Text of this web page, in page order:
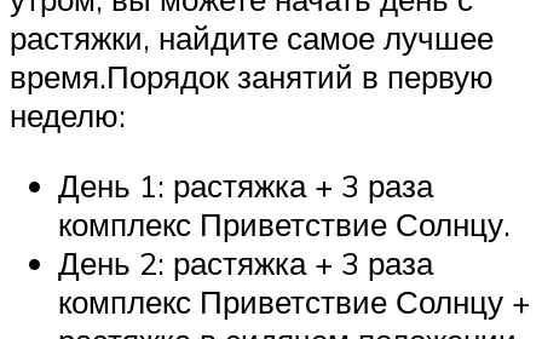
растяжки, найдите самое лучшее
время.Порядок занятий в первую
неделю:
День 1: растяжка + 3 раза
комплекс Приветствие Солнцу.
День 2: растяжка + 3 раза
комплекс Приветствие Солнцу +